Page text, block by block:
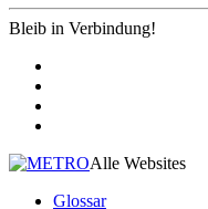
Bleib in Verbindung!
Alle Websites
Glossar